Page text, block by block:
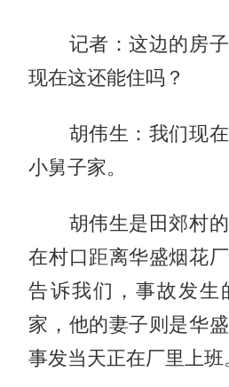
记者：这边的房子
现在这还能住吗？
胡伟生：我们现在
小舅子家。
胡伟生是田郊村的
在村口距离华盛烟花
告诉我们，事故发生
家，他的妻子则是华
事发当天正在厂里上班